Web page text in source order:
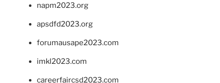
napm2023.org
apsdfd2023.org
forumausape2023.com
imkl2023.com
careerfaircsd2023.com